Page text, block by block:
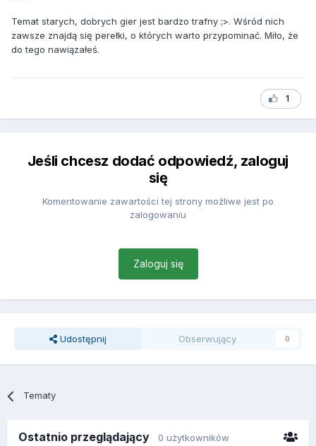
Temat starych, dobrych gier jest bardzo trafny ;>. Wśród nich
zawsze znajdą się perełki, o których warto przypominać. Miło, że
do tego nawiązałeś.
1
Jeśli chcesz dodać odpowiedź, zaloguj
się
Komentowanie zawartości tej strony możliwe jest po
zalogowaniu
Zaloguj się
Udostępnij Obserwujący 0
Tematy
Ostatnio przeglądający 0 użytkowników